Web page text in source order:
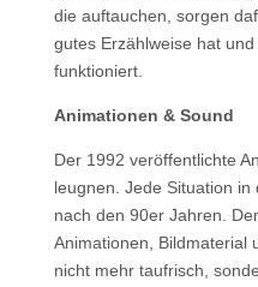
die auftauchen, sorgen
gutes Erzählweise hat
funktioniert.
Animationen & Sound
Der 1992 veröffentlichte
leugnen. Jede Situation
nach den 90er Jahren.
Animationen, Bildmaterial
nicht mehr taufrisch,